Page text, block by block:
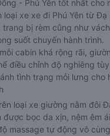
- Phú Yên tốt nhất cho
loại xe xe đi Phú Yên từ
trang bị rèm cũng như
suốt chuyến hành trình.
cabin khá rộng rãi,
điều chỉnh độ nghiêng
tình trạng mỏi lưng cho
loại xe giường nằm đôi
được bọc da xịn, nệm êm
massage tự động vô